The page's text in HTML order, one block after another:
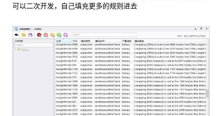
可以二次开发，自己填充更多的规则进去